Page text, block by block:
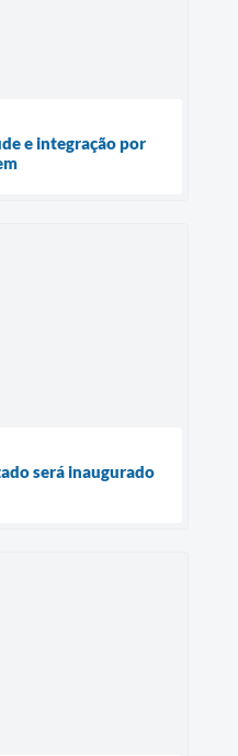
e integração por
será inaugurado